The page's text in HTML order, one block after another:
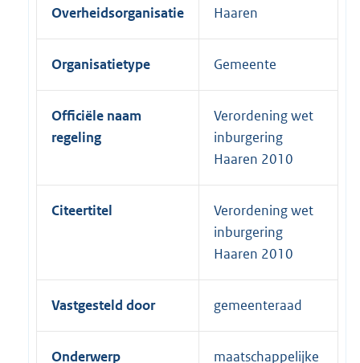
Overheidsorganisatie Haaren
Organisatietype Gemeente
Officiële naam
regeling
Verordening wet
inburgering
Haaren 2010
Citeertitel
Verordening wet
inburgering
Haaren 2010
Vastgesteld door gemeenteraad
Onderwerp
maatschappelijke